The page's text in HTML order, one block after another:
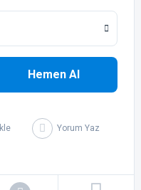
Hemen Al
Yorum Yaz